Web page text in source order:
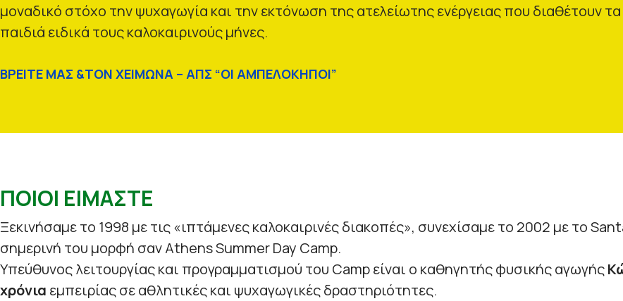
μοναδικό στόχο την ψυχαγωγία και την εκτόνωση της ατελείωτης ενέργειας που διαθέτουν τα
παιδιά ειδικά τους καλοκαιρινούς μήνες.
ΒΡΕΙΤΕ ΜΑΣ &ΤΟΝ ΧΕΙΜΩΝΑ – ΑΠΣ “ΟΙ ΑΜΠΕΛΟΚΗΠΟΙ”
ΠΟΙΟΙ ΕΙΜΑΣΤΕ
Ξεκινήσαμε το 1998 με τις «ιπτάμενες καλοκαιρινές διακοπές», συνεχίσαμε το 2002 με το
σημερινή του μορφή σαν Athens Summer Day Camp.
Υπεύθυνος λειτουργίας και προγραμματισμού του Camp είναι ο καθηγητής φυσικής αγωγής
χρόνια εμπειρίας σε αθλητικές και ψυχαγωγικές δραστηριότητες.